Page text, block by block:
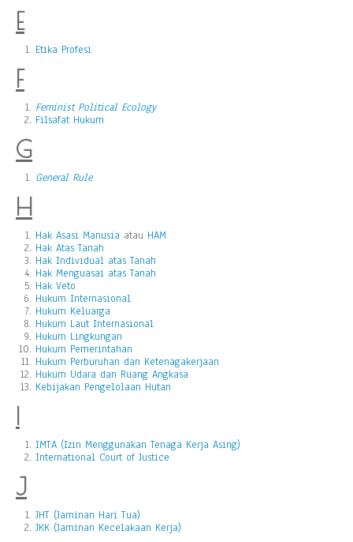
E
Etika Profesi
F
Feminist Political Ecology
Filsafat Hukum
G
General Rule
H
Hak Asasi Manusia atau HAM
Hak Atas Tanah
Hak Individual atas Tanah
Hak Menguasai atas Tanah
Hak Veto
Hukum Internasional
Hukum Keluarga
Hukum Laut Internasional
Hukum Lingkungan
Hukum Pemerintahan
Hukum Perburuhan dan Ketenagakerjaan
Hukum Udara dan Ruang Angkasa
Kebijakan Pengelolaan Hutan
IMTA (Izin Menggunakan Tenaga Kerja Asing)
International Court of Justice
J
JHT (Jaminan Hari Tua)
JKK (Jaminan Kecelakaan Kerja)